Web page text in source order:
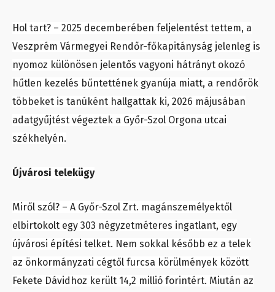
Hol tart? – 2025 decemberében feljelentést tettem, a
Veszprém Vármegyei Rendőr-főkapitányság jelenleg is
nyomoz különösen jelentős vagyoni hátrányt okozó
hűtlen kezelés bűntettének gyanúja miatt, a rendőrök
többeket is tanúként hallgattak ki, 2026 májusában
adatgyűjtést végeztek a Győr-Szol Orgona utcai
székhelyén.
Újvárosi telekügy
Miről szól? – A Győr-Szol Zrt. magánszemélyektől
elbirtokolt egy 303 négyzetméteres ingatlant, egy
újvárosi építési telket. Nem sokkal később ez a telek
az önkormányzati cégtől furcsa körülmények között
Fekete Dávidhoz került 14,2 millió forintért. Miután az